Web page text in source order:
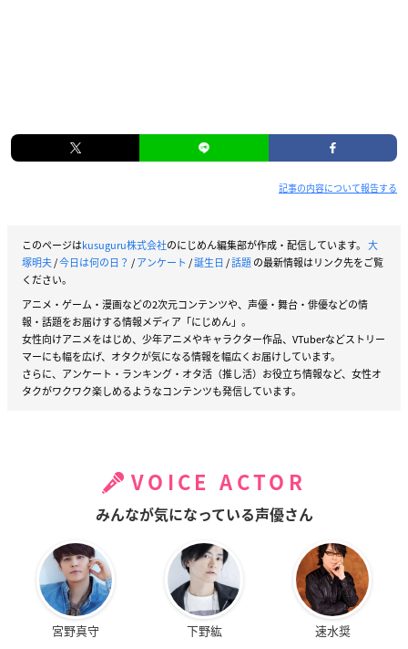
記事の内容について報告する
このページはkusuguru株式会社のにじめん編集部が作成・配信しています。 大
塚明夫/今日は何の日？ /アンケート /誕生日/話題の最新情報はリンク先をご覧
ください。
アニメ・ゲーム・漫画などの2次元コンテンツや、声優・舞台・俳優などの情
報・話題をお届けする情報メディア「にじめん」。
女性向けアニメをはじめ、少年アニメやキャラクター作品、VTuberなどストリー
マーにも幅を広げ、オタクが気になる情報を幅広くお届けしています。
さらに、アンケート・ランキング・オタ活（推し活）お役立ち情報など、女性オ
タクがワクワク楽しめるようなコンテンツも発信しています。
VOICE ACTOR
みんなが気になっている声優さん
宮野真守 下野紘 速水奨